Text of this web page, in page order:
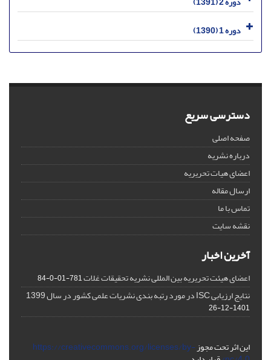
دوره 1 (1390)
دسترسی سریع
صفحه اصلی
درباره نشریه
اعضای هیات تحریریه
ارسال مقاله
تماس با ما
نقشه سایت
آخرین اخبار
اعضای هیئت تحریریه بین المللی نشریه تحقیقات غلات781-01-0-84
نتایج ارزیابی ISC در مورد رتبه بندی نشریات علمی کشور در سال 1399
1401-12-26
این اثر تحت مجوزhttps://creativecommons.org/licenses/by-